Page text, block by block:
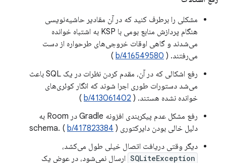
مشکلی را برطرف کنید که در آن مقادیر حاشیه‌نویسی
هنگام پردازش منابع بومی با KSP به اشتباه خوانده
می‌شدند و گاهی اوقات خروجی‌های طرحواره از دست
می‌رفتند. ( b/416549580
)
رفع اشکالی که در آن، مقدم کردن نظرات در یک SQL باعث
می‌شد دستورات طوری اجرا شوند که انگار کوئری‌های
خوانده نشده هستند. ( b/413061402
)
رفع مشکل عدم پیکربندی افزونه Gradle در Room به
دلیل خالی بودن دایرکتوری schema. (
b/417823384 )
دیگر وقتی دریافت اتصال خیلی طول می‌کشد،
SQLiteException ارسال نمی‌شود، در عوض یک